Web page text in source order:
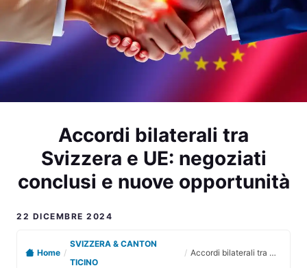
Accordi bilaterali tra
Svizzera e UE: negoziati
conclusi e nuove opportunità
22 DICEMBRE 2024
Home /
SVIZZERA & CANTON
TICINO
/ Accordi bilaterali tra Svizzera e UE: negoziati conclusi e nuove opportunità